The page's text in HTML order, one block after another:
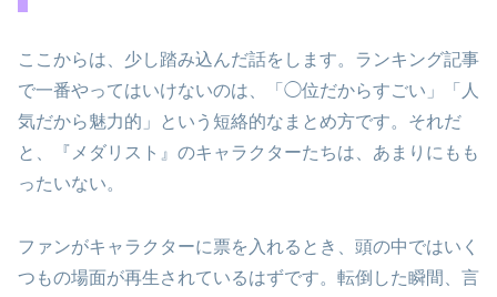
ここからは、少し踏み込んだ話をします。ランキング記事
で一番やってはいけないのは、「◯位だからすごい」「人
気だから魅力的」という短絡的なまとめ方です。それだ
と、『メダリスト』のキャラクターたちは、あまりにもも
ったいない。
ファンがキャラクターに票を入れるとき、頭の中ではいく
つもの場面が再生されているはずです。転倒した瞬間、言